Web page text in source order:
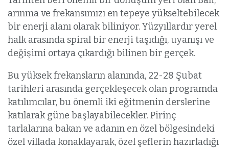
arınma ve frekansımızı en tepeye yükseltebilecek
bir enerji alanı olarak biliniyor. Yüzyıllardır yerel
halk arasında spiral bir enerji taşıdığı, uyanışı ve
değişimi ortaya çıkardığı bilinen bir gerçek.
Bu yüksek frekansların alanında, 22-28 Şubat
tarihleri arasında gerçekleşecek olan programda
katılımcılar, bu önemli iki eğitmenin derslerine
katılarak güne başlayabilecekler. Pirinç
tarlalarına bakan ve adanın en özel bölgesindeki
özel villada konaklayarak, özel şeflerin hazırladığı